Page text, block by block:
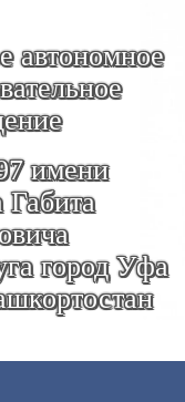
автономное
имени
город Уфа